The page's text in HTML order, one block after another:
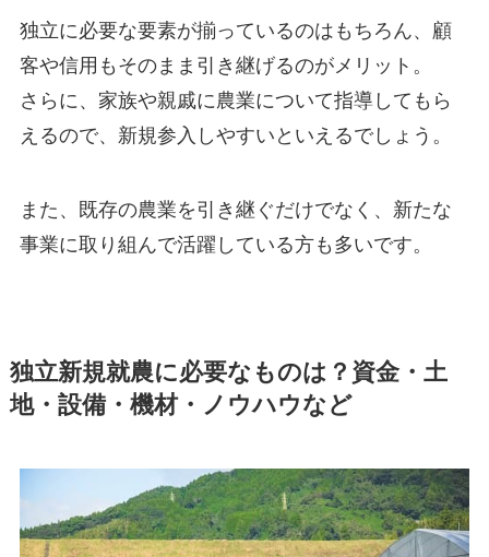
独立に必要な要素が揃っているのはもちろん、 顧
客や信用もそのまま引き継げるのがメリット。
さらに、家族や親戚に農業について指導してもら
えるので、新規参入しやすいといえるでしょう。
また、既存の農業を引き継ぐだけでなく、 新たな
事業に取り組んで活躍している方も多いです。
独立新規就農に必要なものは？資金・土
地・設備・機材・ノウハウなど